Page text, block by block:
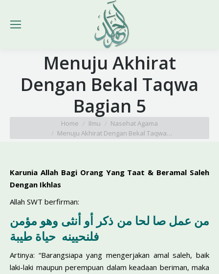
Menuju Akhirat
Dengan Bekal Taqwa
Bagian 5
Home Ilmu
Nasehat Agama
Menuju Akhirat Dengan Bekal Taqwa…
Karunia Allah Bagi Orang Yang Taat & Beramal Saleh
Dengan Ikhlas
Allah SWT berfirman:
من عمل صا لحا من ذكر أو أنثى وهو مؤمن
فلنحيينه حياة طيبة
Artinya: “Barangsiapa yang mengerjakan amal saleh, baik
laki-laki maupun perempuan dalam keadaan beriman, maka